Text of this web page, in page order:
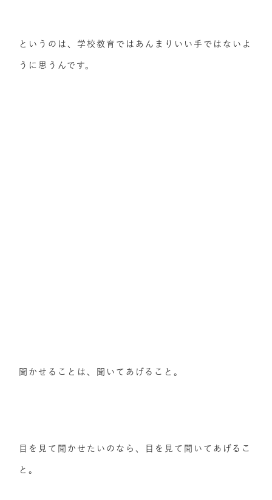
というのは、学校教育ではあんまりいい手ではないよ
うに思うんです。
聞かせることは、聞いてあげること。
目を見て聞かせたいのなら、目を見て聞いてあげるこ
と。